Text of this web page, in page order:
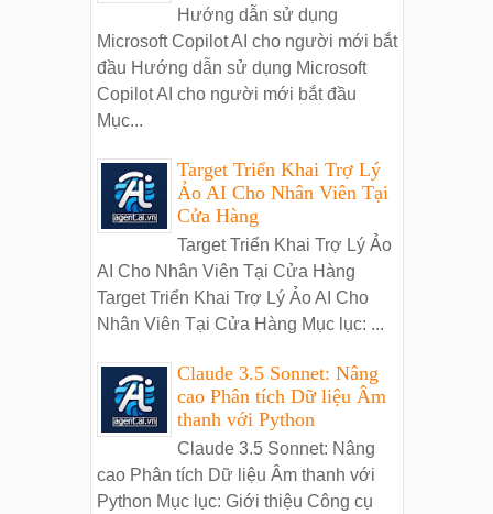
Hướng dẫn sử dụng
Microsoft Copilot AI cho người mới bắt
đầu Hướng dẫn sử dụng Microsoft
Copilot AI cho người mới bắt đầu
Mục...
Target Triển Khai Trợ Lý
Ảo AI Cho Nhân Viên Tại
Cửa Hàng
Target Triển Khai Trợ Lý Ảo
AI Cho Nhân Viên Tại Cửa Hàng
Target Triển Khai Trợ Lý Ảo AI Cho
Nhân Viên Tại Cửa Hàng Mục lục: ...
Claude 3.5 Sonnet: Nâng
cao Phân tích Dữ liệu Âm
thanh với Python
Claude 3.5 Sonnet: Nâng
cao Phân tích Dữ liệu Âm thanh với
Python Mục lục: Giới thiệu Công cụ